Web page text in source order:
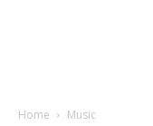
Home Music